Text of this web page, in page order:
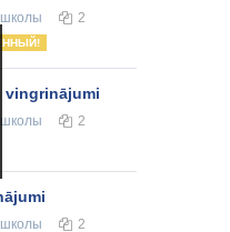
2
vingrinājumi
2
2